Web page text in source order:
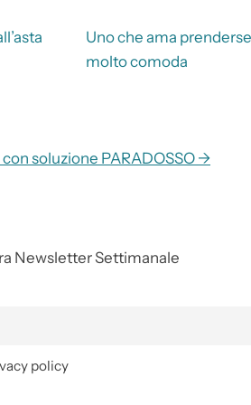
Uno che ama
molto comoda
soluzione PARADOSSO →
Newsletter Settimanale
policy